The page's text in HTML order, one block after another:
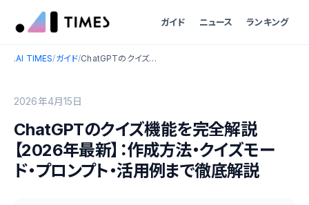
ガイド ニュース ランキング
.AI TIMES/ガイド/ ChatGPTのクイズ機能を完全解説【2026年最新】：作成方法・クイズモード・プロンプト・活用例まで徹底解説
2026年4月15日
ChatGPTのクイズ機能を完全解説
【2026年最新】：作成方法・クイズモー
ド・プロンプト・活用例まで徹底解説